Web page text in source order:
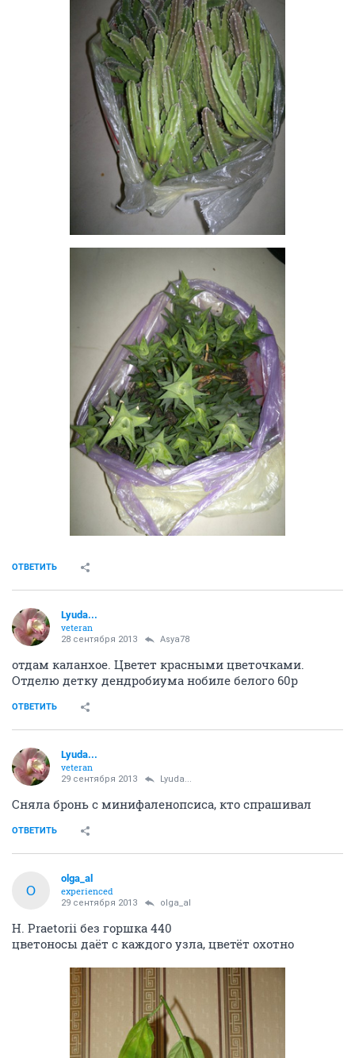
ОТВЕТИТЬ
Lyuda...
veteran
28 сентября 2013 Asya78
отдам каланхое. Цветет красными цветочками.
Отделю детку дендробиума нобиле белого 60р
ОТВЕТИТЬ
Lyuda...
veteran
29 сентября 2013 Lyuda...
Сняла бронь с минифаленопсиса, кто спрашивал
ОТВЕТИТЬ
O
olga_al
experienced
29 сентября 2013 olga_al
Н. Praetorii без горшка 440
цветоносы даёт с каждого узла, цветёт охотно